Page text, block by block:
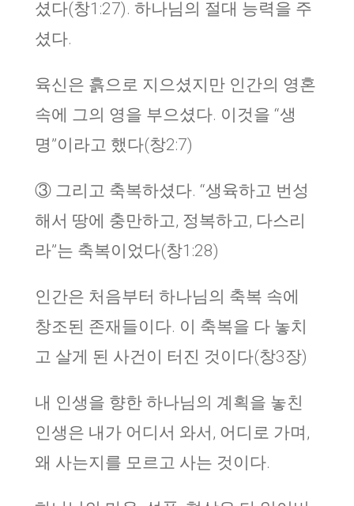
셨다(창1:27). 하나님의 절대 능력을 주
셨다.
육신은 흙으로 지으셨지만 인간의 영혼
속에 그의 영을 부으셨다. 이것을 “생
명”이라고 했다(창2:7)
③ 그리고 축복하셨다. “생육하고 번성
해서 땅에 충만하고, 정복하고, 다스리
라”는 축복이었다(창1:28)
인간은 처음부터 하나님의 축복 속에
창조된 존재들이다. 이 축복을 다 놓치
고 살게 된 사건이 터진 것이다(창3장)
내 인생을 향한 하나님의 계획을 놓친
인생은 내가 어디서 와서, 어디로 가며,
왜 사는지를 모르고 사는 것이다.